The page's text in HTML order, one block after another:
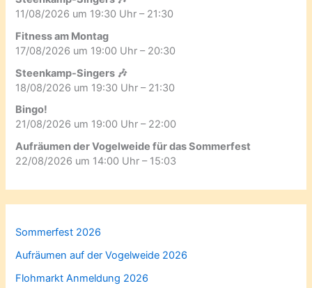
11/08/2026 um 19:30 Uhr – 21:30
Fitness am Montag
17/08/2026 um 19:00 Uhr – 20:30
Steenkamp-Singers 🎶
18/08/2026 um 19:30 Uhr – 21:30
Bingo!
21/08/2026 um 19:00 Uhr – 22:00
Aufräumen der Vogelweide für das Sommerfest
22/08/2026 um 14:00 Uhr – 15:03
Sommerfest 2026
Aufräumen auf der Vogelweide 2026
Flohmarkt Anmeldung 2026